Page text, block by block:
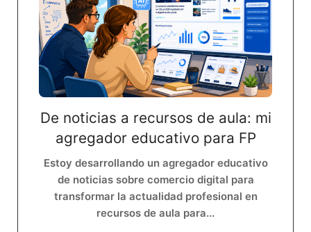
De noticias a recursos de aula: mi
agregador educativo para FP
Estoy desarrollando un agregador educativo
de noticias sobre comercio digital para
transformar la actualidad profesional en
recursos de aula para...